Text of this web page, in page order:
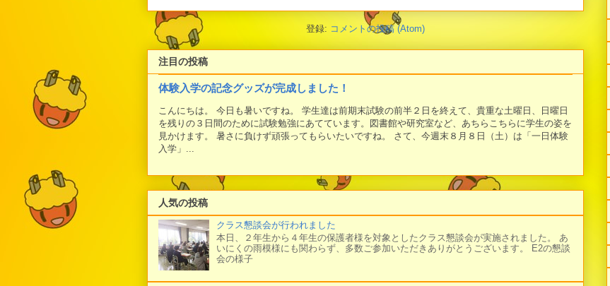
登録: コメントの投稿 (Atom)
注目の投稿
体験入学の記念グッズが完成しました！
こんにちは。 今日も暑いですね。 学生達は前期末試験の前半２日を終えて、貴重な土曜日、日曜日
を残りの３日間のために試験勉強にあてています。図書館や研究室など、あちらこちらに学生の姿を
見かけます。 暑さに負けず頑張ってもらいたいですね。 さて、今週末８月８日（土）は「一日体験
入学」...
人気の投稿
クラス懇談会が行われました
本日、２年生から４年生の保護者様を対象としたクラス懇談会が実施されました。 あ
いにくの雨模様にも関わらず、多数ご参加いただきありがとうございます。 E2の懇談
会の様子